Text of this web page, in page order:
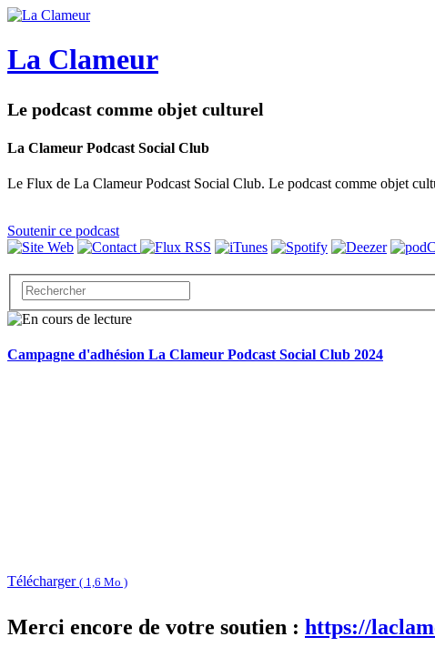
La Clameur
Le podcast comme objet culturel
La Clameur Podcast Social Club
Le Flux de La Clameur Podcast Social Club. Le podcast comme objet
Soutenir ce podcast
Campagne d'adhésion La Clameur Podcast Social Club 2024
Télécharger ( 1,6 Mo )
Merci encore de votre soutien : https://